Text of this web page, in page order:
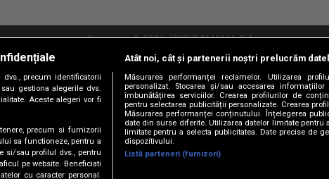
Copyright © 2026 / DIGI ROMANIA S.A.
Abonare Digi TV Frecvente Digi Sport Retransmisie Digi Sport
Versiune mobil
precum identificatorii
gestiona alegerile dvs.
Aceste alegeri vor fi
precum si furnizorii
sa functioneze, pentru a
si/sau profilul dvs., pentru
pe website. Beneficiati
cu caracter personal.
Atât noi, cât și partenerii noștri prelucrăm
Măsurarea performanței reclamelor. Utilizarea
personalizat. Stocarea și/sau accesarea
îmbunătățirea serviciilor. Crearea profilurilor de
pentru selectarea publicității personalizate. Crearea
Măsurarea performanței conținutului. Înțelegerea
date din surse diferite. Utilizarea datelor limitate pentru
limitate pentru a selecta publicitatea. Date precise de
dispozitivului.
Listă parteneri (furnizori)